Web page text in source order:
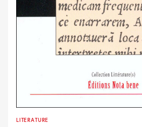
LITERATURE